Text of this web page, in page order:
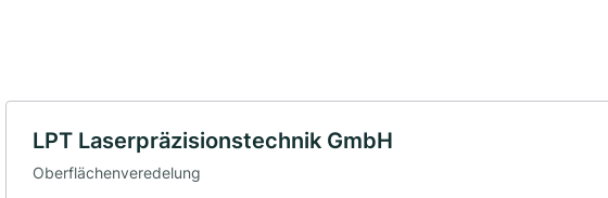
LPT Laserpräzisionstechnik GmbH
Oberflächenveredelung